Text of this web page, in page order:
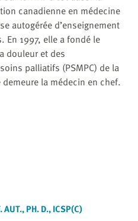
canadienne en médecine
autogérée d’enseignement
En 1997, elle a fondé le
douleur et des
palliatifs (PSMPC) de la
demeure la médecin en chef.
AUT., PH. D., ICSP(C)